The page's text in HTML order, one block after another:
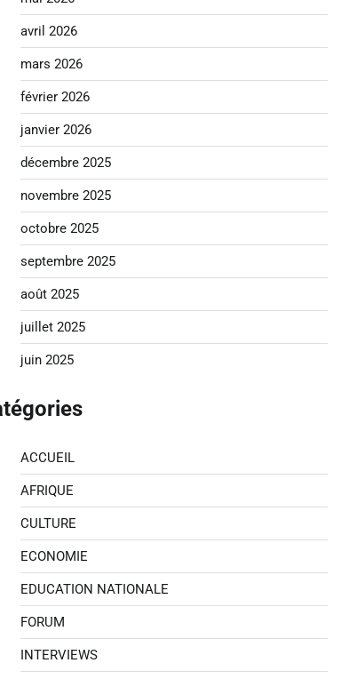
avril 2026
mars 2026
février 2026
janvier 2026
décembre 2025
novembre 2025
octobre 2025
septembre 2025
août 2025
juillet 2025
juin 2025
ACCUEIL
AFRIQUE
CULTURE
ECONOMIE
EDUCATION NATIONALE
FORUM
INTERVIEWS